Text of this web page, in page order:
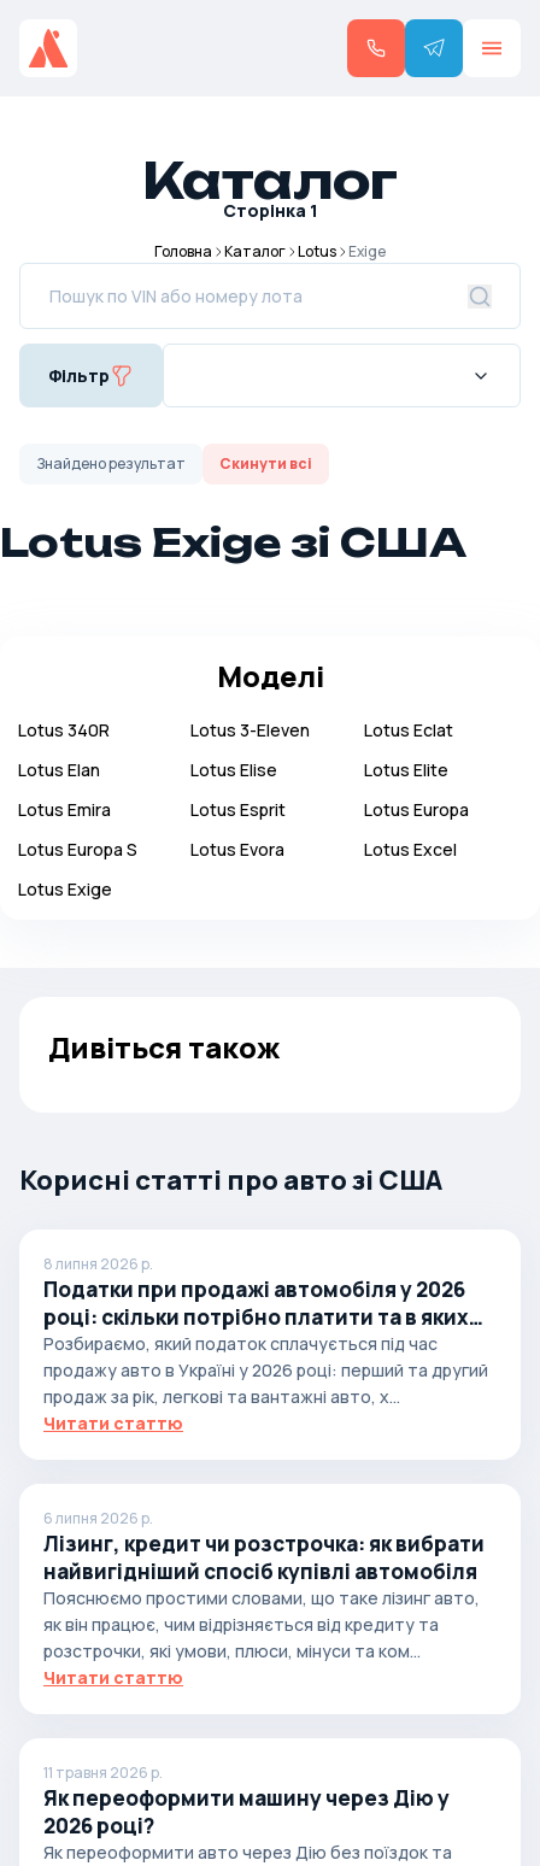
Каталог
Сторінка 1
Головна Каталог Lotus Exige
Фільтр
Знайденорезультат Скинути всі
Lotus Exige зі США
Моделі
Lotus 340R Lotus 3-Eleven Lotus Eclat
Lotus Elan Lotus Elise Lotus Elite
Lotus Emira Lotus Esprit Lotus Europa
Lotus Europa S Lotus Evora Lotus Excel
Lotus Exige
Дивіться також
Корисні статті про авто зі США
8 липня 2026 р.
Податки при продажі автомобіля у 2026
році: скільки потрібно платити та в яких
випадках
Розбираємо, який податок сплачується під час
продажу авто в Україні у 2026 році: перший та другий
продаж за рік, легкові та вантажні авто, х...
Читати статтю
6 липня 2026 р.
Лізинг, кредит чи розстрочка: як вибрати
найвигідніший спосіб купівлі автомобіля
Пояснюємо простими словами, що таке лізинг авто,
як він працює, чим відрізняється від кредиту та
розстрочки, які умови, плюси, мінуси та ком...
Читати статтю
11 травня 2026 р.
Як переоформити машину через Дію у
2026 році?
Як переоформити авто через Дію без поїздок та